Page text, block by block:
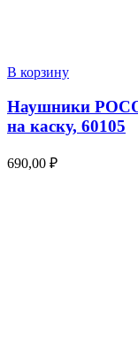
В корзину
Наушники
на каску, 60105
690,00 ₽